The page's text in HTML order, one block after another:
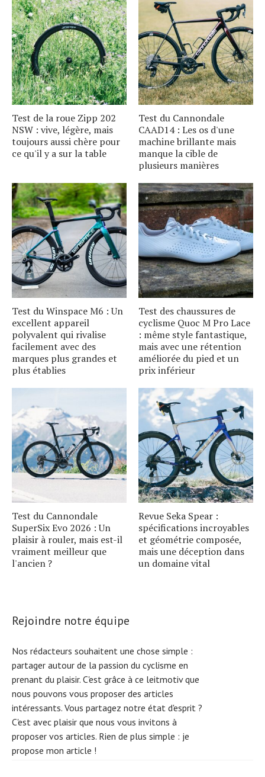
Test de la roue Zipp 202
NSW : vive, légère, mais
toujours aussi chère pour
ce qu'il y a sur la table
Test du Cannondale
CAAD14 : Les os d'une
machine brillante mais
manque la cible de
plusieurs manières
Test du Winspace M6 : Un
excellent appareil
polyvalent qui rivalise
facilement avec des
marques plus grandes et
plus établies
Test des chaussures de
cyclisme Quoc M Pro Lace
: même style fantastique,
mais avec une rétention
améliorée du pied et un
prix inférieur
Test du Cannondale
SuperSix Evo 2026 : Un
plaisir à rouler, mais est-il
vraiment meilleur que
l'ancien ?
Revue Seka Spear :
spécifications incroyables
et géométrie composée,
mais une déception dans
un domaine vital
Rejoindre notre équipe
Nos rédacteurs souhaitent une chose simple :
partager autour de la passion du cyclisme en
prenant du plaisir. C'est grâce à ce leitmotiv que
nous pouvons vous proposer des articles
intéressants. Vous partagez notre état d'esprit ?
C'est avec plaisir que nous vous invitons à
proposer vos articles. Rien de plus simple : je
propose mon article !
S
e
ar
c
h
f